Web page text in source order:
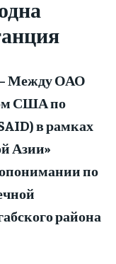
– Между ОАО
США по
в рамках
Азии»
по
района